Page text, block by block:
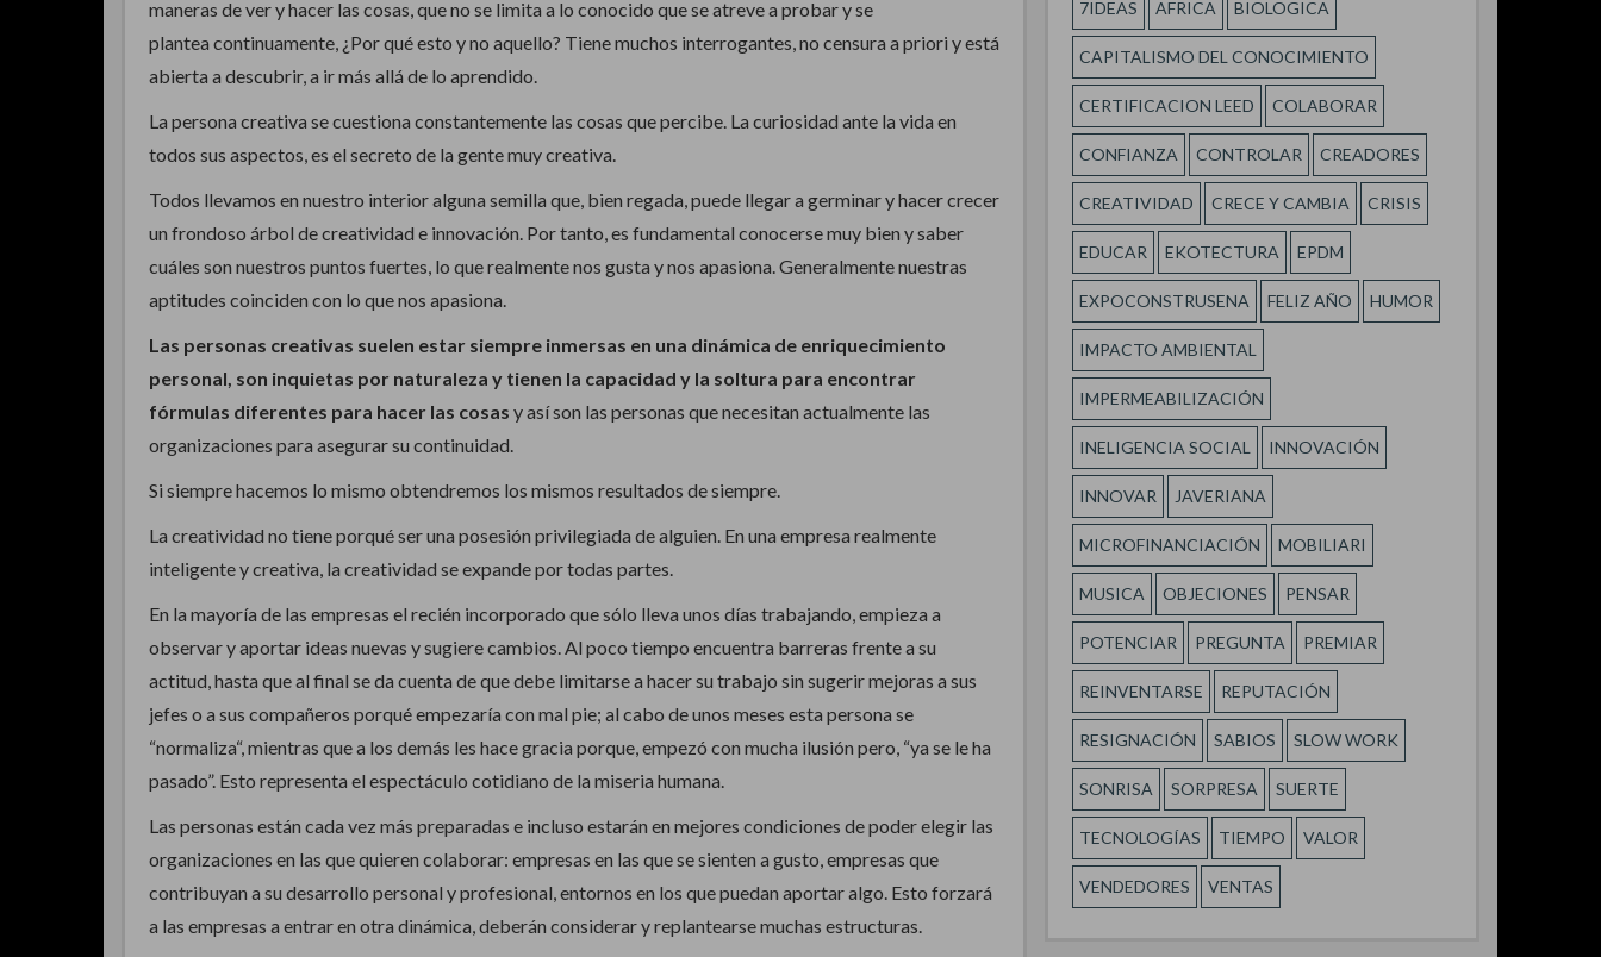
maneras de ver y hacer las cosas, que no se limita a lo conocido que se atreve a probar y se
plantea continuamente, ¿Por qué esto y no aquello? Tiene muchos interrogantes, no censura a priori y está
abierta a descubrir, a ir más allá de lo aprendido.
La persona creativa se cuestiona constantemente las cosas que percibe. La curiosidad ante la vida en
todos sus aspectos, es el secreto de la gente muy creativa.
Todos llevamos en nuestro interior alguna semilla que, bien regada, puede llegar a germinar y hacer crecer
un frondoso árbol de creatividad e innovación. Por tanto, es fundamental conocerse muy bien y saber
cuáles son nuestros puntos fuertes, lo que realmente nos gusta y nos apasiona. Generalmente nuestras
aptitudes coinciden con lo que nos apasiona.
Las personas creativas suelen estar siempre inmersas en una dinámica de enriquecimiento
personal, son inquietas por naturaleza y tienen la capacidad y la soltura para encontrar
fórmulas diferentes para hacer las cosas y así son las personas que necesitan actualmente las
organizaciones para asegurar su continuidad.
Si siempre hacemos lo mismo obtendremos los mismos resultados de siempre.
La creatividad no tiene porqué ser una posesión privilegiada de alguien. En una empresa realmente
inteligente y creativa, la creatividad se expande por todas partes.
En la mayoría de las empresas el recién incorporado que sólo lleva unos días trabajando, empieza a
observar y aportar ideas nuevas y sugiere cambios. Al poco tiempo encuentra barreras frente a su
actitud, hasta que al final se da cuenta de que debe limitarse a hacer su trabajo sin sugerir mejoras a sus
jefes o a sus compañeros porqué empezaría con mal pie; al cabo de unos meses esta persona se
“normaliza“, mientras que a los demás les hace gracia porque, empezó con mucha ilusión pero, “ya se le ha
pasado”. Esto representa el espectáculo cotidiano de la miseria humana.
Las personas están cada vez más preparadas e incluso estarán en mejores condiciones de poder elegir las
organizaciones en las que quieren colaborar: empresas en las que se sienten a gusto, empresas que
contribuyan a su desarrollo personal y profesional, entornos en los que puedan aportar algo. Esto forzará
a las empresas a entrar en otra dinámica, deberán considerar y replantearse muchas estructuras.
7IDEAS AFRICA BIOLOGICA
CAPITALISMO DEL CONOCIMIENTO
CERTIFICACION LEED COLABORAR
CONFIANZA CONTROLAR CREADORES
CREATIVIDAD CRECE Y CAMBIA CRISIS
EDUCAR EKOTECTURA EPDM
EXPOCONSTRUSENA FELIZ AÑO HUMOR
IMPACTO AMBIENTAL
IMPERMEABILIZACIÓN
INELIGENCIA SOCIAL INNOVACIÓN
INNOVAR JAVERIANA
MICROFINANCIACIÓN MOBILIARI
MUSICA OBJECIONES PENSAR
POTENCIAR PREGUNTA PREMIAR
REINVENTARSE REPUTACIÓN
RESIGNACIÓN SABIOS SLOW WORK
SONRISA SORPRESA SUERTE
TECNOLOGÍAS TIEMPO VALOR
VENDEDORES VENTAS